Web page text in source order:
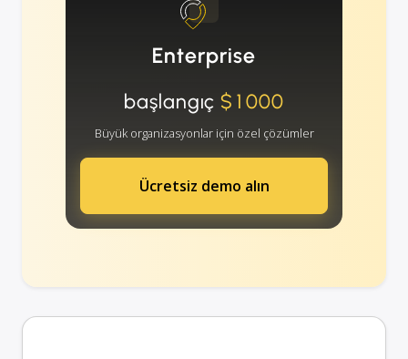
Enterprise
başlangıç$1000
Büyük organizasyonlar için özel çözümler
Ücretsiz demo alın